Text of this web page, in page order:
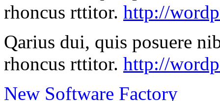
rhoncus rttitor. http://
Qarius dui, quis posuere
rhoncus rttitor. http://
New Software Factory